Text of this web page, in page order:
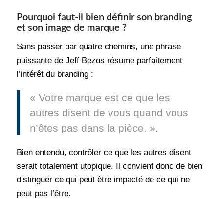
Pourquoi faut-il bien définir son branding
et son image de marque ?
Sans passer par quatre chemins, une phrase
puissante de Jeff Bezos résume parfaitement
l’intérêt du branding :
« Votre marque est ce que les
autres disent de vous quand vous
n’êtes pas dans la pièce. ».
Bien entendu, contrôler ce que les autres disent
serait totalement utopique. Il convient donc de bien
distinguer ce qui peut être impacté de ce qui ne
peut pas l’être.